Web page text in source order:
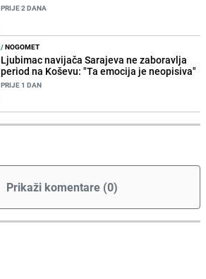
PRIJE 2 DANA
/NOGOMET
Ljubimac navijača Sarajeva ne zaboravlja
period na Koševu: "Ta emocija je neopisiva"
PRIJE 1 DAN
Prikaži komentare (0)